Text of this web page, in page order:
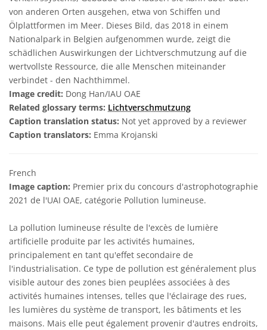
von anderen Orten ausgehen, etwa von Schiffen und
Ölplattformen im Meer. Dieses Bild, das 2018 in einem
Nationalpark in Belgien aufgenommen wurde, zeigt die
schädlichen Auswirkungen der Lichtverschmutzung auf die
wertvollste Ressource, die alle Menschen miteinander
verbindet - den Nachthimmel.
Image credit: Dong Han/IAU OAE
Related glossary terms: Lichtverschmutzung
Caption translation status: Not yet approved by a reviewer
Caption translators: Emma Krojanski
French
Image caption: Premier prix du concours d'astrophotographie
2021 de l'UAI OAE, catégorie Pollution lumineuse.
La pollution lumineuse résulte de l'excès de lumière
artificielle produite par les activités humaines,
principalement en tant qu'effet secondaire de
l'industrialisation. Ce type de pollution est généralement plus
visible autour des zones bien peuplées associées à des
activités humaines intenses, telles que l'éclairage des rues,
les lumières du système de transport, les bâtiments et les
maisons. Mais elle peut également provenir d'autres endroits,